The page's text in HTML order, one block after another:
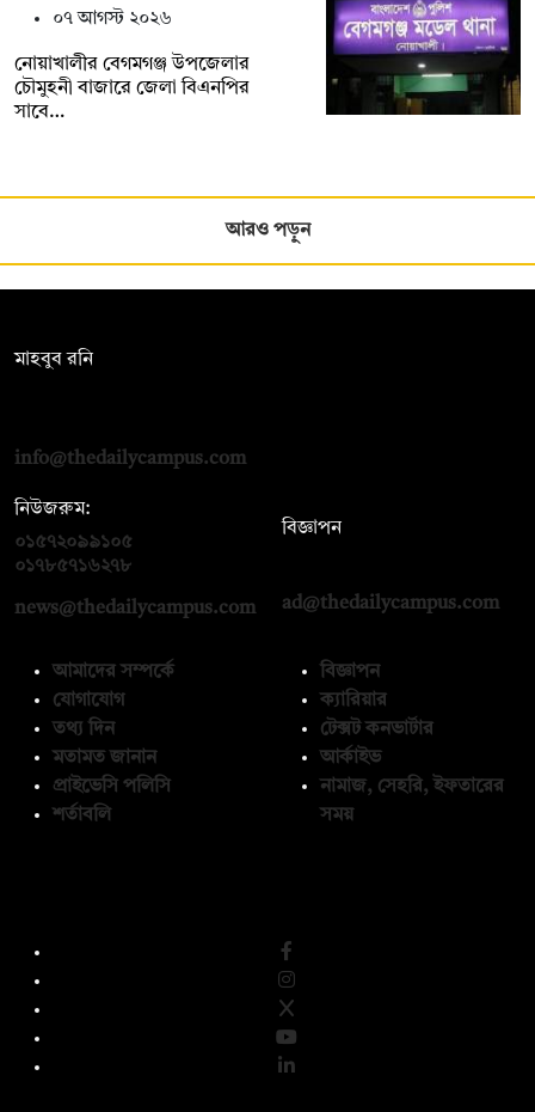
০৭ আগস্ট ২০২৬
নোয়াখালীর বেগমগঞ্জ উপজেলার
চৌমুহনী বাজারে জেলা বিএনপির
সাবে…
আরও পড়ুন
মাহবুব রনি
info@thedailycampus.com
নিউজরুম:
০১৫৭২০৯৯১০৫
০১৭৮৫৭১৬২৭৮
news@thedailycampus.com
বিজ্ঞাপন
ad@thedailycampus.com
আমাদের সম্পর্কে
যোগাযোগ
তথ্য দিন
মতামত জানান
প্রাইভেসি পলিসি
শর্তাবলি
বিজ্ঞাপন
ক্যারিয়ার
টেক্সট কনভার্টার
আর্কাইভ
নামাজ, সেহরি, ইফতারের
সময়